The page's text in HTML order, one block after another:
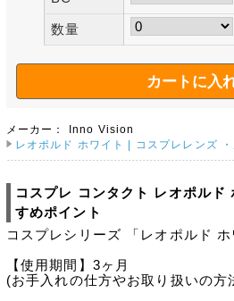
数量
メーカー：
Inno Vision
レオポルド ホワイト | コスプレレンズ
コスプレ コンタクト レオポルド
すめポイント
コスプレシリーズ 「レオポルド ホ
【使用期間】3ヶ月
(お手入れの仕方やお取り扱いの方